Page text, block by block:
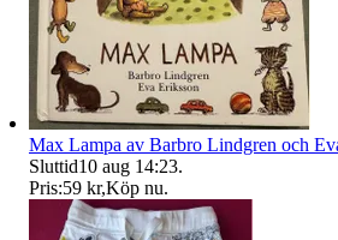
Max Lampa av Barbro Lindgren och
Sluttid10 aug 14:23.
Pris:59 kr,Köp nu.